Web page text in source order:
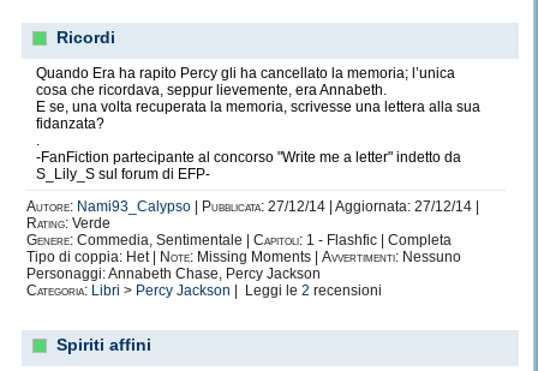
Ricordi
Quando Era ha rapito Percy gli ha cancellato la memoria; l’unica
cosa che ricordava, seppur lievemente, era Annabeth.
E se, una volta recuperata la memoria, scrivesse una lettera alla sua
fidanzata?
.
-FanFiction partecipante al concorso "Write me a letter" indetto da
S_Lily_S sul forum di EFP-
Autore: Nami93_Calypso Pubblicata: 27/12/14 | Aggiornata: 27/12/14 |
Rating: Verde
Genere: Commedia, Sentimentale | Capitoli: 1 - Flashfic | Completa
Tipo di coppia: Het |
Note: Missing Moments | Avvertimenti: Nessuno
Personaggi: Annabeth Chase, Percy Jackson
Categoria: Libri > Percy Jackson | Leggi le 2 recensioni
Spiriti affini